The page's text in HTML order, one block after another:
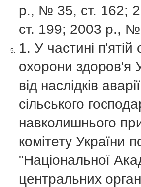
р., № 35, ст. 162;
ст. 199; 2003 р., №
5.
1. У частині п'ятій
охорони здоров'я
від наслідків
сільського
навколишнього
комітету України
"Національної
центральних